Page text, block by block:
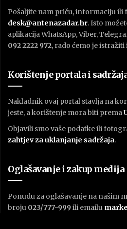
Pošaljite nam priču, informaciju ili
desk@antenazadar.hr. Isto
aplikacija WhatsApp, Viber,
092 2222 972, rado ćemo je istražiti
Korištenje portala i
Nakladnik ovaj portal stavlja na
jeste, a korištenje mora biti prema
Objavili smo vaše podatke ili
zahtjev za uklanjanje sadržaja.
Oglašavanje i zakup medija
Ponudu za oglašavanje na našim
broju 023/777-999 ili emailu